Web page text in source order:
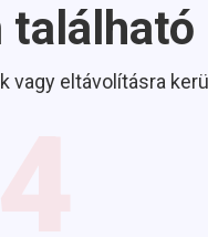
található
vagy eltávolításra